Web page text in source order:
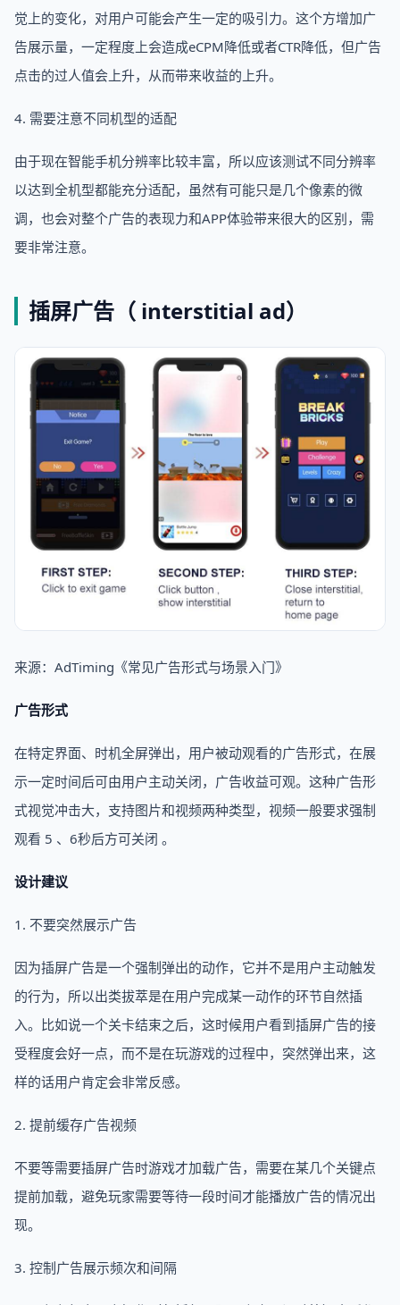
觉上的变化，对用户可能会产生一定的吸引力。这个方增加广
告展示量，一定程度上会造成eCPM降低或者CTR降低，但广告
点击的过人值会上升，从而带来收益的上升。
4. 需要注意不同机型的适配
由于现在智能手机分辨率比较丰富，所以应该测试不同分辨率
以达到全机型都能充分适配，虽然有可能只是几个像素的微
调，也会对整个广告的表现力和APP体验带来很大的区别，需
要非常注意。
插屏广告（ interstitial ad）
来源：AdTiming《常见广告形式与场景入门》
广告形式
在特定界面、时机全屏弹出，用户被动观看的广告形式，在展
示一定时间后可由用户主动关闭，广告收益可观。这种广告形
式视觉冲击大，支持图片和视频两种类型，视频一般要求强制
观看 5 、6秒后方可关闭 。
设计建议
1. 不要突然展示广告
因为插屏广告是一个强制弹出的动作，它并不是用户主动触发
的行为，所以出类拔萃是在用户完成某一动作的环节自然插
入。比如说一个关卡结束之后，这时候用户看到插屏广告的接
受程度会好一点，而不是在玩游戏的过程中，突然弹出来，这
样的话用户肯定会非常反感。
2. 提前缓存广告视频
不要等需要插屏广告时游戏才加载广告，需要在某几个关键点
提前加载，避免玩家需要等待一段时间才能播放广告的情况出
现。
3. 控制广告展示频次和间隔